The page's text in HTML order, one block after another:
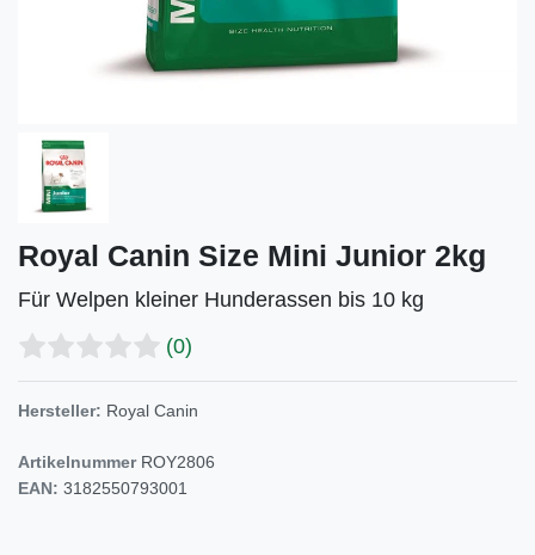
Royal Canin Size Mini Junior 2kg
Für Welpen kleiner Hunderassen bis 10 kg
(0)
Hersteller: Royal Canin
Artikelnummer ROY2806
EAN: 3182550793001